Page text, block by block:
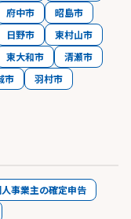
府中市
昭島市
日野市
東村山市
東大和市
清瀬市
市
羽村市
事業主の確定申告